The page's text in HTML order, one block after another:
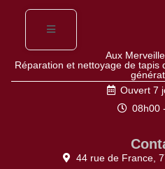
Aux
Réparation et nettoyage de tapis
Ouvert 7
08h00
44 rue de France,